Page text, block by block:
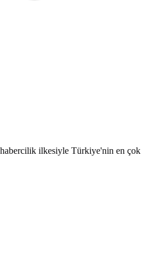
habercilik ilkesiyle Türkiye'nin en çok